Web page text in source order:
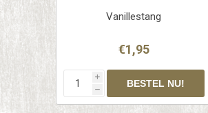
Vanillestang
€1,95
i
h